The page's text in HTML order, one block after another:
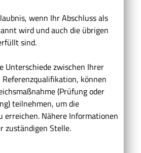
wenn Ihr Abschluss als
wird und auch die übrigen
sind.
Unterschiede zwischen Ihrer
können
(Prüfung oder
teilnehmen, um die
erreichen. Nähere Informationen
zuständigen Stelle.